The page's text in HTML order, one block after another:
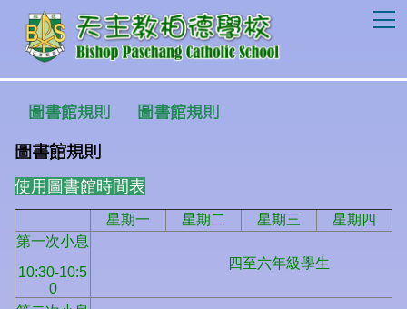
圖書館規則 圖書館規則
圖書館規則